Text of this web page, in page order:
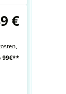
€
,
99€**